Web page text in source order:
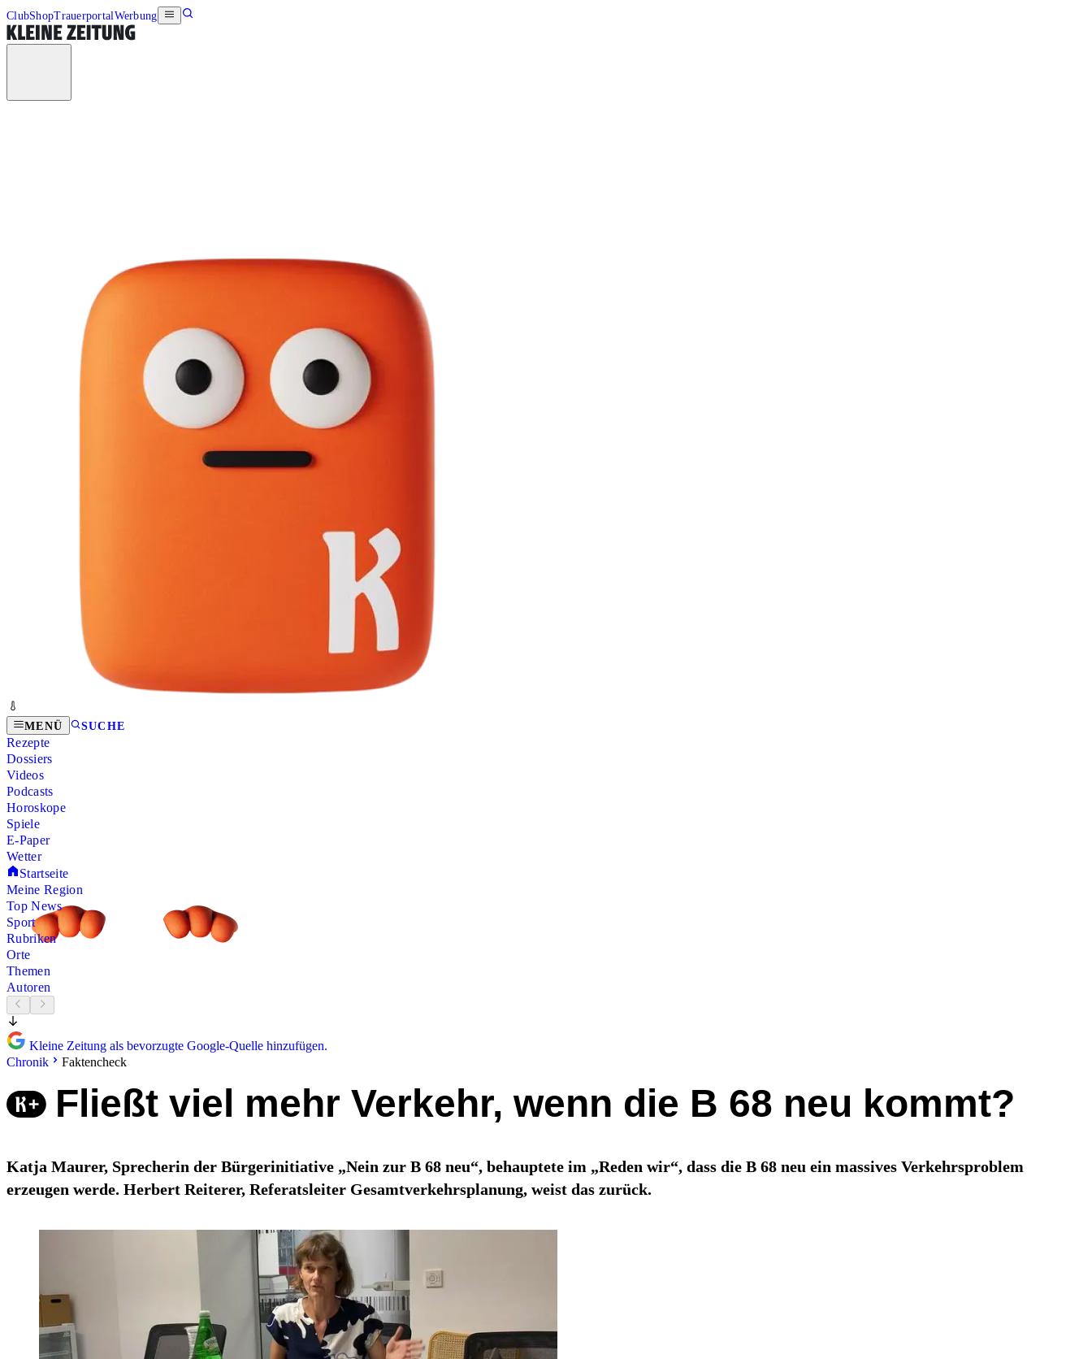
ClubShopTrauerportalWerbung
MENÜ SUCHE
Rezepte
Dossiers
Videos
Podcasts
Horoskope
Spiele
E-Paper
Wetter
Startseite
Meine Region
Top News
Sport
Rubriken
Orte
Themen
Autoren
Kleine Zeitung als bevorzugte Google-Quelle hinzufügen.
Chronik
Faktencheck
Fließt viel mehr Verkehr, wenn die B 68 neu kommt?
Katja Maurer, Sprecherin der Bürgerinitiative „Nein zur B 68 neu“, behauptete im „Reden wir“, dass die B 68 neu ein massives Verkehrsproblem
erzeugen werde. Herbert Reiterer, Referatsleiter Gesamtverkehrsplanung, weist das zurück.